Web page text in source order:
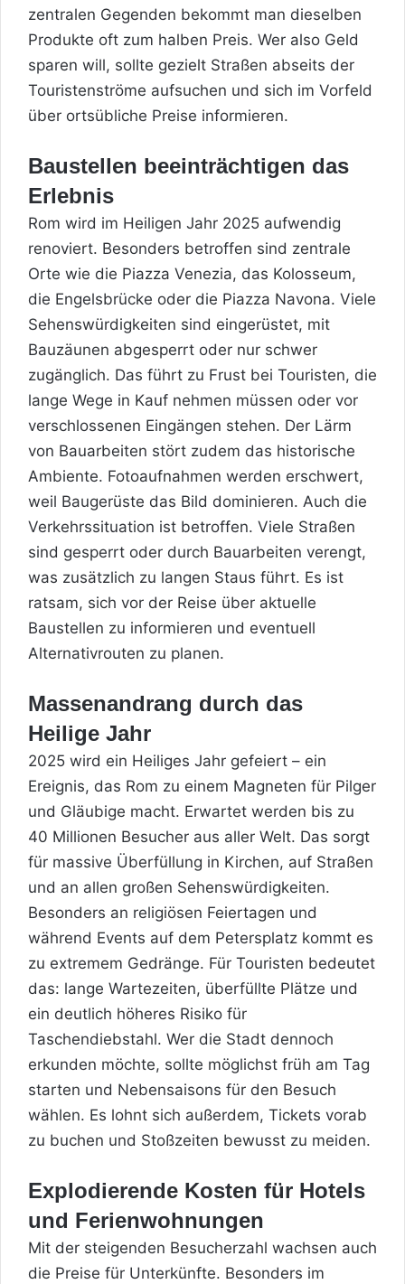
zentralen Gegenden bekommt man dieselben
Produkte oft zum halben Preis. Wer also Geld
sparen will, sollte gezielt Straßen abseits der
Touristenströme aufsuchen und sich im Vorfeld
über ortsübliche Preise informieren.
Baustellen beeinträchtigen das
Erlebnis
Rom wird im Heiligen Jahr 2025 aufwendig
renoviert. Besonders betroffen sind zentrale
Orte wie die Piazza Venezia, das Kolosseum,
die Engelsbrücke oder die Piazza Navona. Viele
Sehenswürdigkeiten sind eingerüstet, mit
Bauzäunen abgesperrt oder nur schwer
zugänglich. Das führt zu Frust bei Touristen, die
lange Wege in Kauf nehmen müssen oder vor
verschlossenen Eingängen stehen. Der Lärm
von Bauarbeiten stört zudem das historische
Ambiente. Fotoaufnahmen werden erschwert,
weil Baugerüste das Bild dominieren. Auch die
Verkehrssituation ist betroffen. Viele Straßen
sind gesperrt oder durch Bauarbeiten verengt,
was zusätzlich zu langen Staus führt. Es ist
ratsam, sich vor der Reise über aktuelle
Baustellen zu informieren und eventuell
Alternativrouten zu planen.
Massenandrang durch das
Heilige Jahr
2025 wird ein Heiliges Jahr gefeiert – ein
Ereignis, das Rom zu einem Magneten für Pilger
und Gläubige macht. Erwartet werden bis zu
40 Millionen Besucher aus aller Welt. Das sorgt
für massive Überfüllung in Kirchen, auf Straßen
und an allen großen Sehenswürdigkeiten.
Besonders an religiösen Feiertagen und
während Events auf dem Petersplatz kommt es
zu extremem Gedränge. Für Touristen bedeutet
das: lange Wartezeiten, überfüllte Plätze und
ein deutlich höheres Risiko für
Taschendiebstahl. Wer die Stadt dennoch
erkunden möchte, sollte möglichst früh am Tag
starten und Nebensaisons für den Besuch
wählen. Es lohnt sich außerdem, Tickets vorab
zu buchen und Stoßzeiten bewusst zu meiden.
Explodierende Kosten für Hotels
und Ferienwohnungen
Mit der steigenden Besucherzahl wachsen auch
die Preise für Unterkünfte. Besonders im